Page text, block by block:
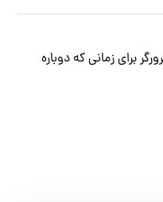
برای زمانی که دوباره